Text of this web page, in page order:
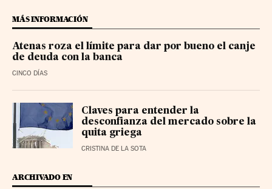
MÁS INFORMACIÓN
Atenas roza el límite para dar por bueno el canje
de deuda con la banca
CINCO DÍAS
Claves para entender la
desconfianza del mercado sobre la
quita griega
CRISTINA DE LA SOTA
ARCHIVADO EN